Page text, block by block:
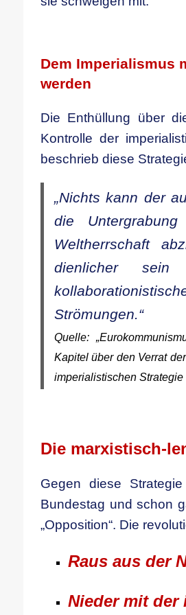
Dem Imperialismus
werden
Die Enthüllung über
Kontrolle der
beschrieb diese
„Nichts kann der
die
Weltherrschaft
dienlicher
Strömungen.“
Quelle:
Kapitel über den Verrat
imperialistischen Strategie
Die marxistisch-
Gegen diese
Bundestag und schon
„Opposition“. Die
Raus aus der
Nieder mit